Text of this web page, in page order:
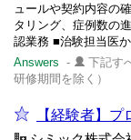
ュールや契約内容の
タリング、症例数の
認業務 ■治験担当医
Answers -
下記す
研修期間を除く）
【経験者】